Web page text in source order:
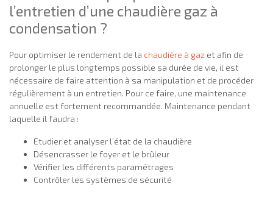
l’entretien d’une chaudière gaz à
condensation ?
Pour optimiser le rendement de la chaudière à gaz et afin de
prolonger le plus longtemps possible sa durée de vie, il est
nécessaire de faire attention à sa manipulation et de procéder
régulièrement à un entretien. Pour ce faire, une maintenance
annuelle est fortement recommandée. Maintenance pendant
laquelle il faudra :
Etudier et analyser l’état de la chaudière
Désencrasser le foyer et le brûleur
Vérifier les différents paramétrages
Contrôler les systèmes de sécurité